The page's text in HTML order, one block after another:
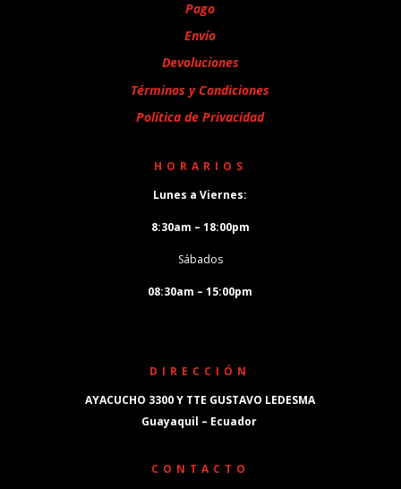
Nissan 2400 Z24-KA24
Toyota Corolla 1.6cc 4A 1
Toyota Corona 18R1
Pago
Envío
Devoluciones
Términos y Condiciones
Política de Privacidad
HORARIOS
Lunes a Viernes:
8:30am – 18:00pm
Sábados
08:30am – 15:00pm
DIRECCIÓN
AYACUCHO 3300 Y TTE GUSTAVO LEDESMA
Guayaquil – Ecuador
CONTACTO